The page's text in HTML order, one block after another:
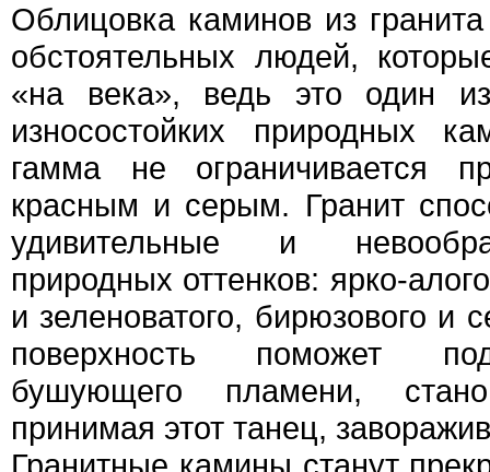
Облицовка каминов из
обстоятельных людей,
«на века», ведь это один
износостойких природных
гамма не ограничивается
красным и серым. Гранит
удивительные и
природных оттенков: ярко-
и зеленоватого, бирюзового и
поверхность поможет
бушующего пламени,
принимая этот танец,